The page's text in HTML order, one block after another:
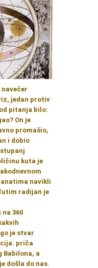
jedan protiv
pitanja bilo:
On je
promašio,
i dobio
kuta je
navikli
radijan je
360
je stvar
priča
Babilona, a
došla do nas.